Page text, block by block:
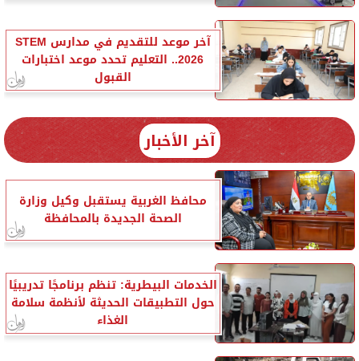
آخر موعد للتقديم في مدارس STEM
2026.. التعليم تحدد موعد اختبارات
القبول
آخر الأخبار
محافظ الغربية يستقبل وكيل وزارة
الصحة الجديدة بالمحافظة
الخدمات البيطرية: تنظم برنامجًا تدريبيًا
حول التطبيقات الحديثة لأنظمة سلامة
الغذاء